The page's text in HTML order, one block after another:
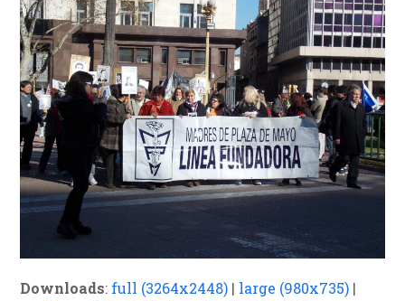
Downloads: full (3264x2448) | large (980x735) |